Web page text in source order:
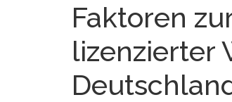
Faktoren
lizenzierter